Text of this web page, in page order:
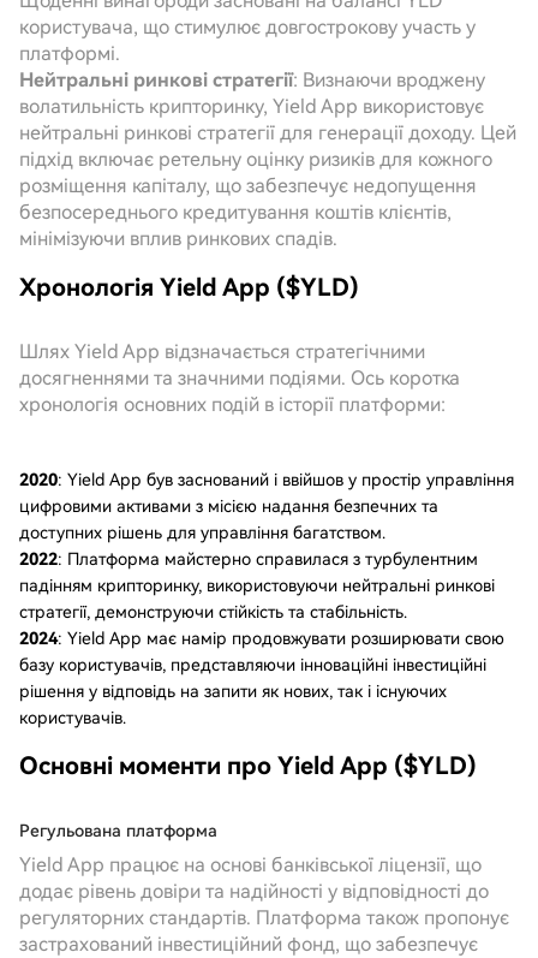
користувача, що стимулює довгострокову участь у
платформі.
Нейтральні ринкові стратегії: Визнаючи вроджену
волатильність крипторинку, Yield App використовує
нейтральні ринкові стратегії для генерації доходу. Цей
підхід включає ретельну оцінку ризиків для кожного
розміщення капіталу, що забезпечує недопущення
безпосереднього кредитування коштів клієнтів,
мінімізуючи вплив ринкових спадів.
Хронологія Yield App ($YLD)
Шлях Yield App відзначається стратегічними
досягненнями та значними подіями. Ось коротка
хронологія основних подій в історії платформи:
2020: Yield App був заснований і ввійшов у простір управління
цифровими активами з місією надання безпечних та
доступних рішень для управління багатством.
2022: Платформа майстерно справилася з турбулентним
падінням крипторинку, використовуючи нейтральні ринкові
стратегії, демонструючи стійкість та стабільність.
2024: Yield App має намір продовжувати розширювати свою
базу користувачів, представляючи інноваційні інвестиційні
рішення у відповідь на запити як нових, так і існуючих
користувачів.
Основні моменти про Yield App ($YLD)
Регульована платформа
Yield App працює на основі банківської ліцензії, що
додає рівень довіри та надійності у відповідності до
регуляторних стандартів. Платформа також пропонує
застрахований інвестиційний фонд, що забезпечує